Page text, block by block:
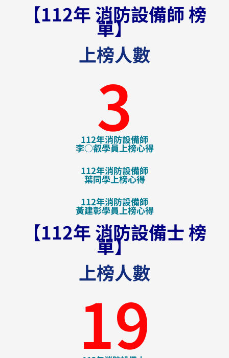
【112年 消防設備師 榜
單】
上榜人數
3
112年消防設備師
李○叡學員上榜心得
112年消防設備師
葉同學上榜心得
112年消防設備師
黃建彰學員上榜心得
【112年 消防設備士 榜
單】
上榜人數
19